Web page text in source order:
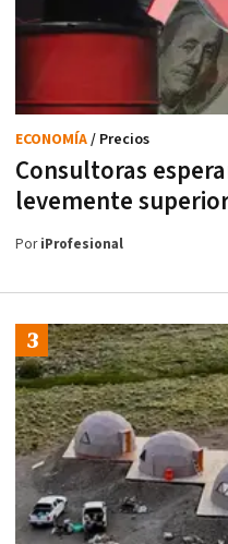
Consultoras
levemente
ECONOMÍA/ Precios
PoriProfesional